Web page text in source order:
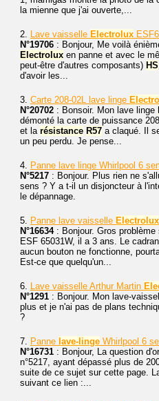
la mienne que j'ai ouverte,...
2. Lave vaisselle Electrolux
N°19706 : Bonjour, Me voilà
Electrolux en panne et avec le
peut-être d'autres composants) HS
d'avoir les...
3. Carte 208-02L lave linge
N°20702 : Bonsoir. Mon lave linge
démonté la carte de puissance
et la résistance R57 a claqué. Il
un peu perdu. Je pense...
4. Panne lave linge Whirlpool 6
N°5217 : Bonjour. Plus rien ne
sens ? Y a t-il un disjoncteur à
le dépannage.
5. Panne lave vaisselle Electrolux
N°16634: Bonjour. Gros
ESF 65031W, il a 3 ans. Le
aucun bouton ne fonctionne,
Est-ce que quelqu'un...
6. Lave vaisselle Arthur Martin
N°1291 : Bonjour. Mon lave-
plus et je n'ai pas de plans
?
7. Panne lave-linge Whirlpool 6
N°16731 : Bonjour, La question
n°5217, ayant dépassé plus de
suite de ce sujet sur cette page.
suivant ce lien :...